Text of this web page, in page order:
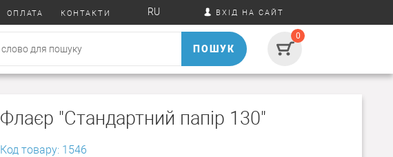
ОПЛАТА КОНТАКТИ RU ВХІД НА САЙТ
ПОШУК
0
Флаєр "Стандартний папір 130"
Код товару: 1546